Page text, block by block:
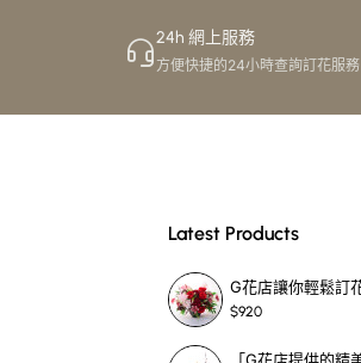
24h 網上服務
方便快捷的24小時查詢訂花服務
Latest Products
$920